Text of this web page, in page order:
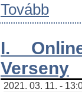
Tovább
I.
Verseny
2021. 03. 11. -